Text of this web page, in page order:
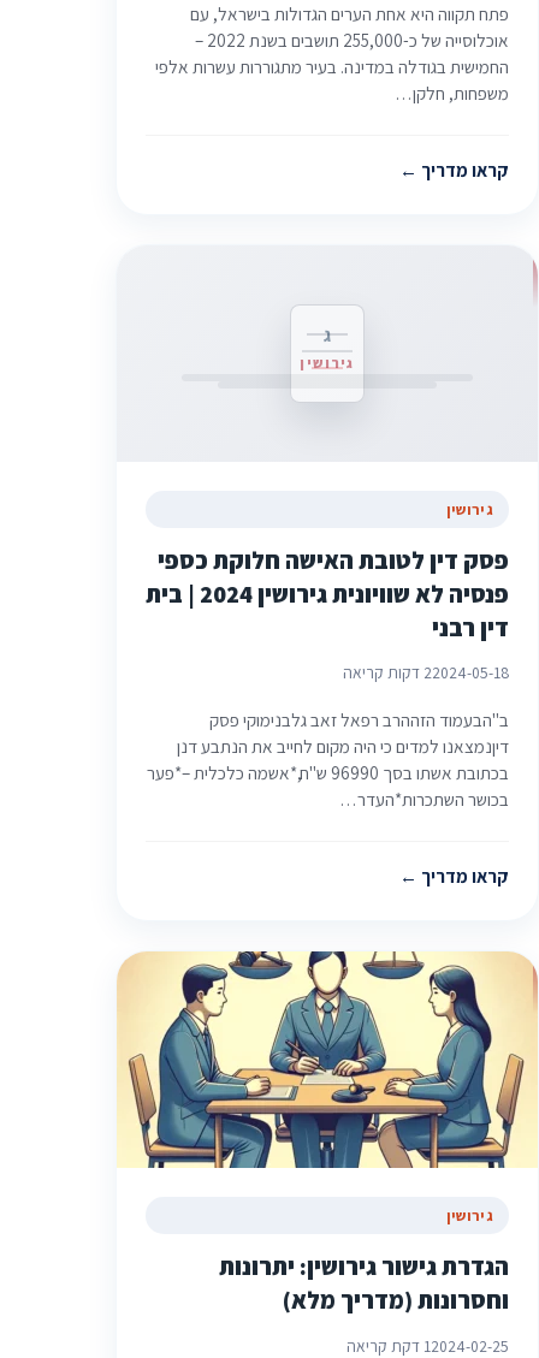
פתח תקווה היא אחת הערים הגדולות בישראל, עם
אוכלוסייה של כ-255,000 תושבים בשנת 2022 –
החמישית בגודלה במדינה. בעיר מתגוררות עשרות אלפי
משפחות, חלקן…
קראו מדריך
ג
גירושין
גירושין
פסק דין לטובת האישה חלוקת כספי
פנסיה לא שוויונית גירושין 2024 | בית
דין רבני
2024-05-182 דקות קריאה
ב"הבעמוד הזההרב רפאל זאב גלבנימוקי פסק
דיןנמצאנו למדים כי היה מקום לחייב את הנתבע דנן
בכתובת אשתו בסך 96990 ש"ח,*אשמה כלכלית –*פער
בכושר השתכרות*העדר…
קראו מדריך
גירושין
הגדרת גישור גירושין: יתרונות
וחסרונות (מדריך מלא)
2024-02-251 דקת קריאה